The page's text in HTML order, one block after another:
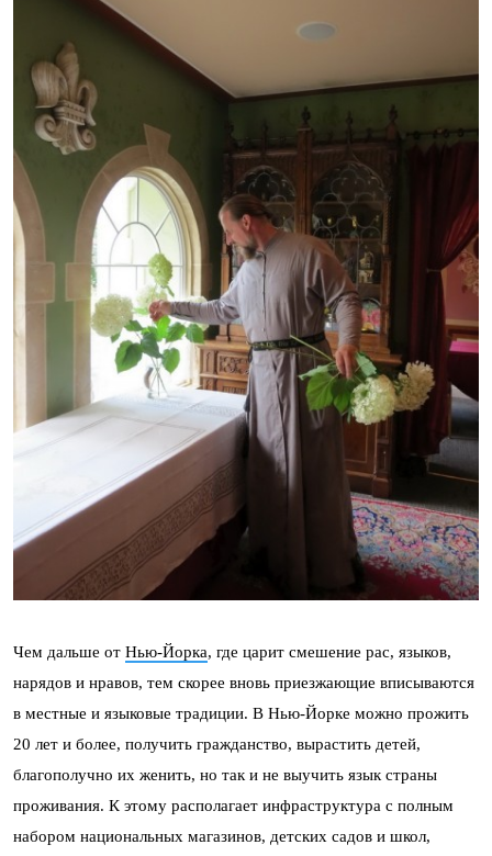
Чем дальше от Нью-Йорка, где царит смешение рас, языков,
нарядов и нравов, тем скорее вновь приезжающие вписываются
в местные и языковые традиции. В Нью-Йорке можно прожить
20 лет и более, получить гражданство, вырастить детей,
благополучно их женить, но так и не выучить язык страны
проживания. К этому располагает инфраструктура с полным
набором национальных магазинов, детских садов и школ,